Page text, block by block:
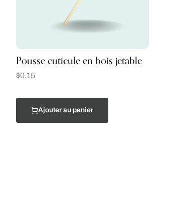
Pousse cuticule en bois jetable
$0.15
Ajouter au panier